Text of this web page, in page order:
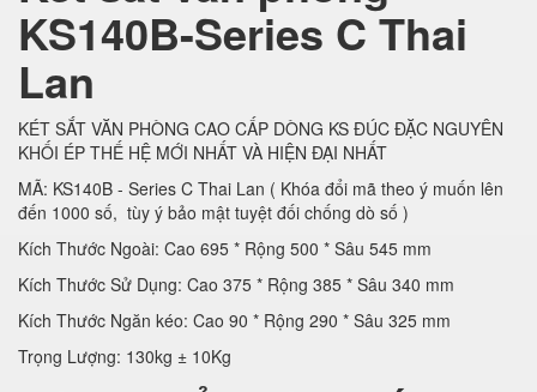
KS140B-Series C Thai
Lan
KÉT SẮT VĂN PHÒNG CAO CẤP DÒNG KS ĐÚC ĐẶC NGUYÊN
KHỐI ÉP THẾ HỆ MỚI NHẤT VÀ HIỆN ĐẠI NHẤT
MÃ: KS140B - Series C Thai Lan ( Khóa đổi mã theo ý muốn lên
đến 1000 số, tùy ý bảo mật tuyệt đối chống dò số )
Kích Thước Ngoài: Cao 695 * Rộng 500 * Sâu 545 mm
Kích Thước Sử Dụng: Cao 375 * Rộng 385 * Sâu 340 mm
Kích Thước Ngăn kéo: Cao 90 * Rộng 290 * Sâu 325 mm
Trọng Lượng: 130kg ± 10Kg